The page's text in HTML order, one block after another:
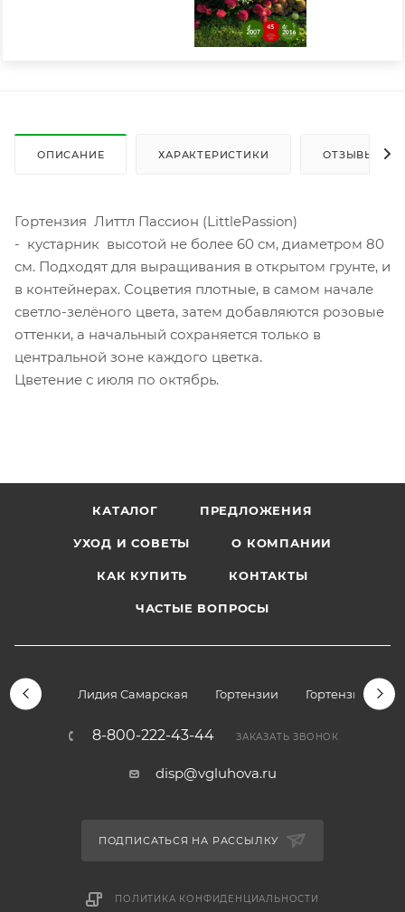
ОПИСАНИЕ ХАРАКТЕРИСТИКИ ОТЗЫВЫ
Гортензия Литтл Пассион (LittlePassion)
- кустарник высотой не более 60 см, диаметром 80
см. Подходят для выращивания в открытом грунте, и
в контейнерах. Соцветия плотные, в самом начале
светло-зелёного цвета, затем добавляются розовые
оттенки, а начальный сохраняется только в
центральной зоне каждого цветка.
Цветение с июля по октябрь.
КАТАЛОГ ПРЕДЛОЖЕНИЯ
УХОД И СОВЕТЫ О КОМПАНИИ
КАК КУПИТЬ КОНТАКТЫ
ЧАСТЫЕ ВОПРОСЫ
Лидия Самарская Гортензии Гортензии
8-800-222-43-44 ЗАКАЗАТЬ ЗВОНОК
disp@vgluhova.ru
ПОДПИСАТЬСЯ НА РАССЫЛКУ
ПОЛИТИКА КОНФИДЕНЦИАЛЬНОСТИ